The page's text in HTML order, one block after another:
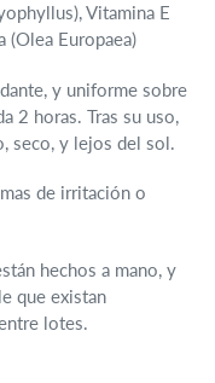
Vitamina E
(Olea Europaea)
y uniforme sobre
2 horas. Tras su uso,
seco, y lejos del sol.
de irritación o
hechos a mano, y
que existan
lotes.